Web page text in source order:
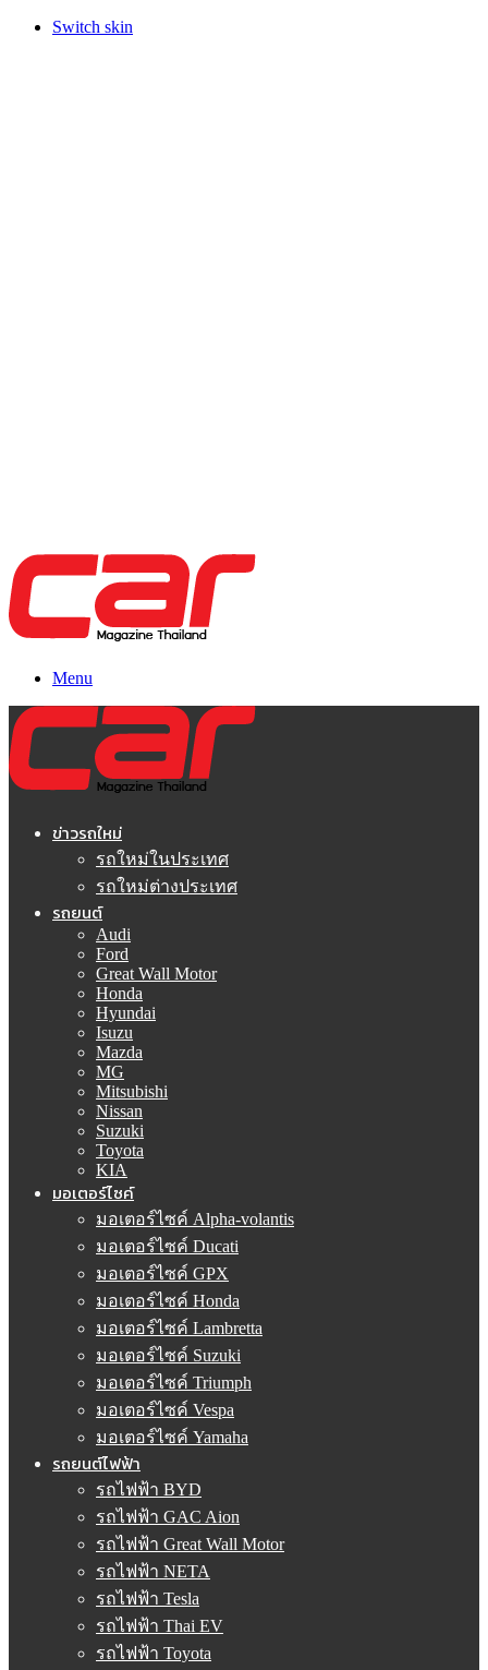
Switch skin
Menu
ข่าวรถใหม่
รถใหม่ในประเทศ
รถใหม่ต่างประเทศ
รถยนต์
Audi
Ford
Great Wall Motor
Honda
Hyundai
Isuzu
Mazda
MG
Mitsubishi
Nissan
Suzuki
Toyota
KIA
มอเตอร์ไซค์
มอเตอร์ไซค์ Alpha-volantis
มอเตอร์ไซค์ Ducati
มอเตอร์ไซค์ GPX
มอเตอร์ไซค์ Honda
มอเตอร์ไซค์ Lambretta
มอเตอร์ไซค์ Suzuki
มอเตอร์ไซค์ Triumph
มอเตอร์ไซค์ Vespa
มอเตอร์ไซค์ Yamaha
รถยนต์ไฟฟ้า
รถไฟฟ้า BYD
รถไฟฟ้า GAC Aion
รถไฟฟ้า Great Wall Motor
รถไฟฟ้า NETA
รถไฟฟ้า Tesla
รถไฟฟ้า Thai EV
รถไฟฟ้า Toyota